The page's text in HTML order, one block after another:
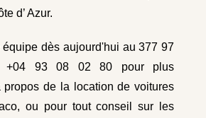
d’ Azur.
équipe dès aujourd'hui au 377 97
93 08 02 80 pour plus
propos de la location de voitures
ou pour tout conseil sur les